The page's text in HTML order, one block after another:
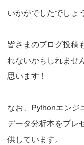
いかがでしたでしょ
皆さまのブログ投稿
れないかもしれませ
思います！
なお、Pythonエンジ
データ分析本をプレ
供しています。